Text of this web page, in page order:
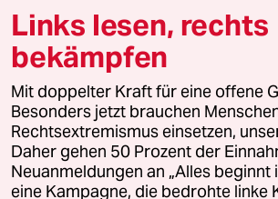
© 2026 taz Verlags und Vertriebs GmbH
Alle Rechte vorbehalten. Bei rechtlichen Fragen
wenden Sie sich bitte an
lizenzen@taz.de
Feedback Redaktionsstatut
Links lesen, rechts
bekämpfen
Mit doppelter Kraft für eine offene
Besonders jetzt brauchen
Rechtsextremismus einsetzen,
Daher gehen 50 Prozent der
Neuanmeldungen an „Alles beginnt
eine Kampagne, die bedrohte linke